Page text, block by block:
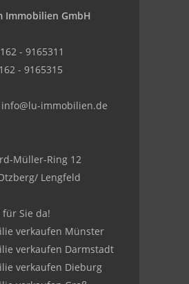
Immobilien GmbH
- 9165311
- 9165315
info@lu-immobilien.de
Müller-Ring 12
Lengfeld
für Sie da!
verkaufen Münster
verkaufen Darmstadt
verkaufen Dieburg